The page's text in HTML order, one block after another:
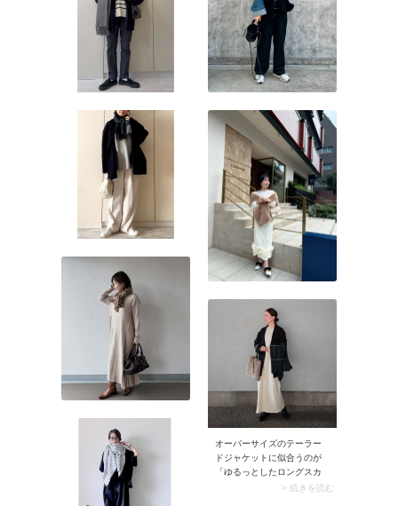
を損なわず、大人っぽいカ
ジュアルコーデに仕上がり
ます。このテクニックはラ
フな服が苦手なきれいめ派
さんにもおすすめ。きちん
と感を保ちつつ、今っぽい
カジュアルコーデが楽しめ
オーバーサイズのテーラー
ドジャケットに似合うのが
「ゆるっとしたロングスカ
ート・ロングワンピー> 続きを読む